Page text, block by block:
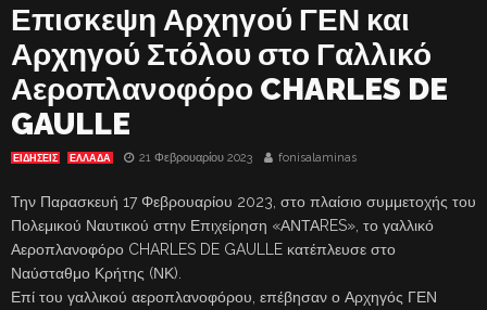
Επισκεψη Αρχηγού ΓΕΝ και
Αρχηγού Στόλου στο Γαλλικό
Αεροπλανοφόρο CHARLES DE
GAULLE
ΕΙΔΗΣΕΙΣ ΕΛΛΑΔΑ 21 Φεβρουαρίου 2023 fonisalaminas
Την Παρασκευή 17 Φεβρουαρίου 2023, στο πλαίσιο συμμετοχής του
Πολεμικού Ναυτικού στην Επιχείρηση «ΑΝΤΑRES», το γαλλικό
Αεροπλανοφόρο CHARLES DE GAULLE κατέπλευσε στο
Ναύσταθμο Κρήτης (ΝΚ).
Επί του γαλλικού αεροπλανοφόρου, επέβησαν ο Αρχηγός ΓΕΝ